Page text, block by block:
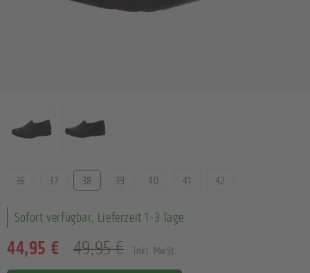
44,95 € 49,95 € inkl. MwSt.
Sofort verfügbar, Lieferzeit 1-3 Tage
Größe
36 37 38 39 40 41 42